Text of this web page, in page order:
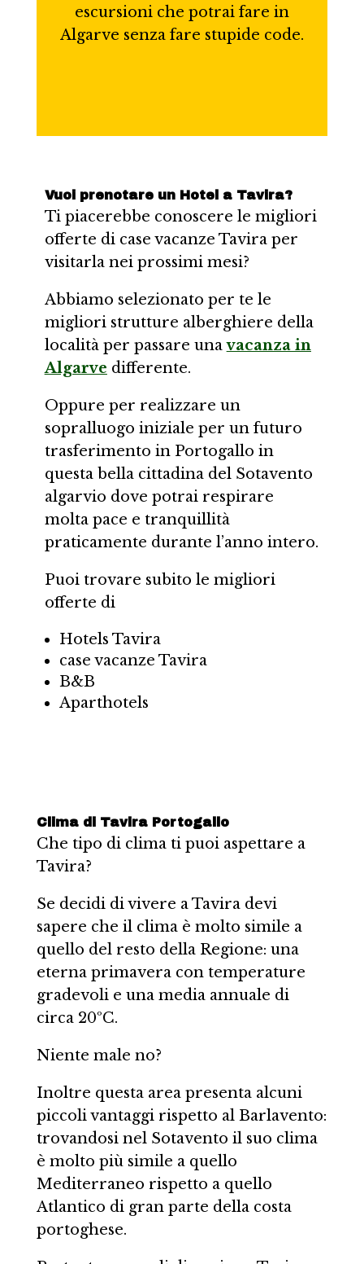
escursioni che potrai fare in
Algarve senza fare stupide code.
Vuoi prenotare un Hotel a Tavira?
Ti piacerebbe conoscere le migliori
offerte di case vacanze Tavira per
visitarla nei prossimi mesi?
Abbiamo selezionato per te le
migliori strutture alberghiere della
località per passare unavacanza in
Algarve differente.
Oppure per realizzare un
sopralluogo iniziale per un futuro
trasferimento in Portogallo in
questa bella cittadina del Sotavento
algarvio dove potrai respirare
molta pace e tranquillità
praticamente durante l’anno intero.
Puoi trovare subito le migliori
offerte di
Hotels Tavira
case vacanze Tavira
B&B
Aparthotels
Clima di Tavira Portogallo
Che tipo di clima ti puoi aspettare a
Tavira?
Se decidi di vivere a Tavira devi
sapere che il clima è molto simile a
quello del resto della Regione: una
eterna primavera con temperature
gradevoli e una media annuale di
circa 20ºC.
Niente male no?
Inoltre questa area presenta alcuni
piccoli vantaggi rispetto al Barlavento:
trovandosi nel Sotavento il suo clima
è molto più simile a quello
Mediterraneo rispetto a quello
Atlantico di gran parte della costa
portoghese.